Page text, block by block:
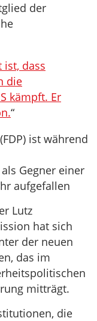
der
ist, dass
die
kämpft. Er
“
(FDP) ist während
Gegner einer
aufgefallen
Lutz
hat sich
der neuen
das im
mitträgt.
die